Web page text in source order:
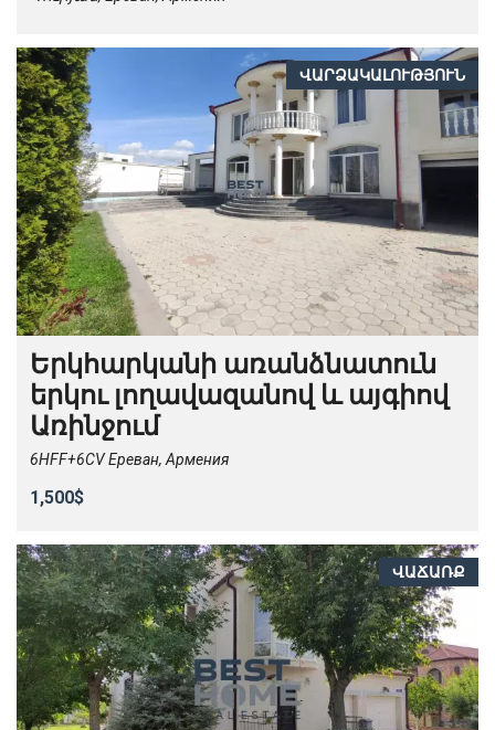
ՎԱՐՁԱԿԱԼՈՒԹՅՈՒՆ
Երկհարկանի առանձնատուն
երկու լողավազանով և այգիով
Առինջում
6HFF+6CV Ереван, Армения
1,500$
ՎԱՃԱՌՔ